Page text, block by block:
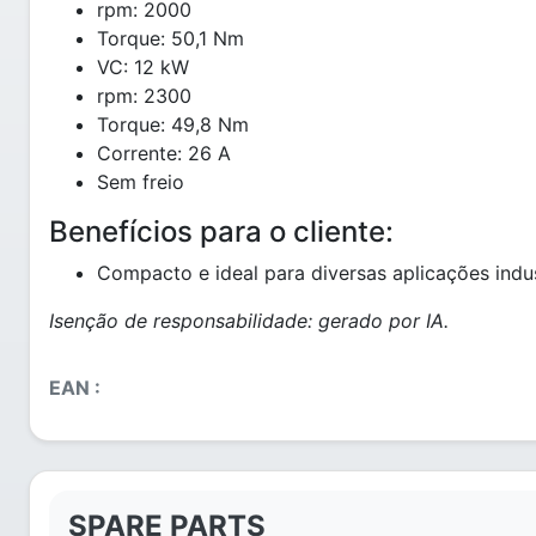
rpm: 2000
Torque: 50,1 Nm
VC: 12 kW
rpm: 2300
Torque: 49,8 Nm
Corrente: 26 A
Sem freio
Benefícios para o cliente:
Compacto e ideal para diversas aplicações
Isenção de responsabilidade: gerado por IA.
EAN :
SPARE PARTS